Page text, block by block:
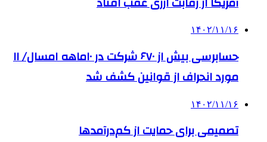
۱۴۰۲/۱۱/۱۶
حسابرسی بیش از ۶۷۰ شرکت در ۱۰ماهه امسال/ ۱۱
مورد انحراف از قوانین کشف شد
۱۴۰۲/۱۱/۱۶
تصمیمی برای حمایت از کم‌درآمدها